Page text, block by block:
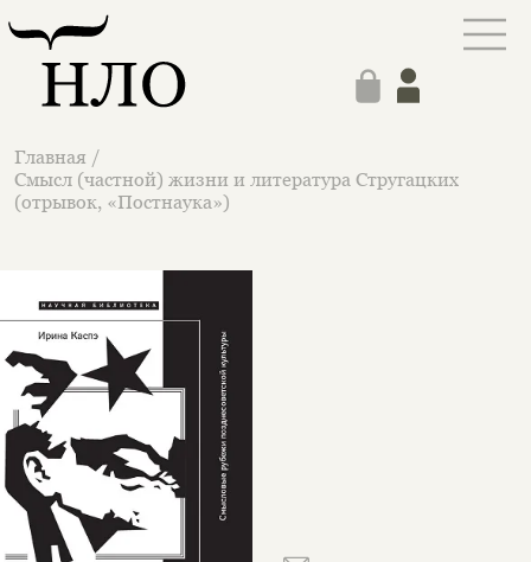
Главная /
Смысл (частной) жизни и литература Стругацких
(отрывок, «Постнаука»)